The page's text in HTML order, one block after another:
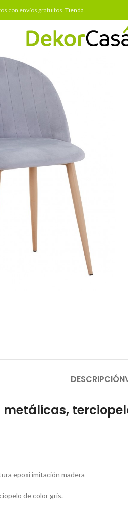
con envíos gratuitos. Tienda
DESCRIPCIÓN
metálicas,
epoxi imitación madera
de color gris.